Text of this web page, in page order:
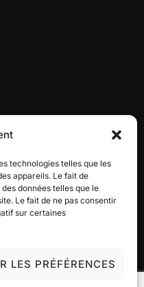
technologies telles que les
appareils. Le fait de
données telles que le
Le fait de ne pas consentir
sur certaines
LES PRÉFÉRENCES